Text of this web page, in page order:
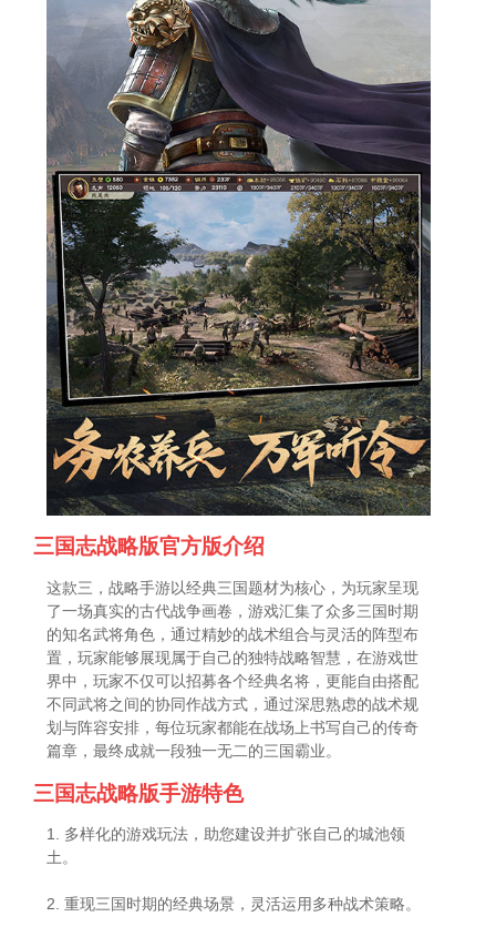
三国志战略版官方版介绍
这款三，战略手游以经典三国题材为核心，为玩家呈现
了一场真实的古代战争画卷，游戏汇集了众多三国时期
的知名武将角色，通过精妙的战术组合与灵活的阵型布
置，玩家能够展现属于自己的独特战略智慧，在游戏世
界中，玩家不仅可以招募各个经典名将，更能自由搭配
不同武将之间的协同作战方式，通过深思熟虑的战术规
划与阵容安排，每位玩家都能在战场上书写自己的传奇
篇章，最终成就一段独一无二的三国霸业。
三国志战略版手游特色
1. 多样化的游戏玩法，助您建设并扩张自己的城池领
土。
2. 重现三国时期的经典场景，灵活运用多种战术策略。